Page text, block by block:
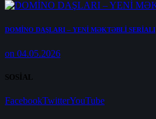
DOMİNO DAŞLARI – YENİ MƏKTƏBLİ SERİALI
on 04.05.2026
SOSİAL
FacebookTwitterYouTube